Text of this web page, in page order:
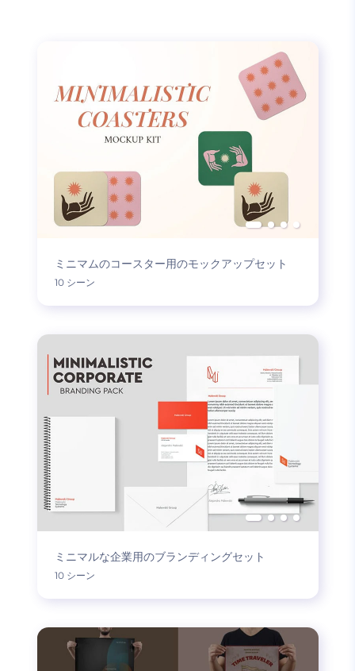
ミニマムのコースター用のモックアップセット
10 シーン
ミニマルな企業用のブランディングセット
10 シーン